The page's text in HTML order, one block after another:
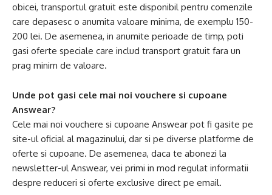
obicei, transportul gratuit este disponibil pentru comenzile
care depasesc o anumita valoare minima, de exemplu 150-
200 lei. De asemenea, in anumite perioade de timp, poti
gasi oferte speciale care includ transport gratuit fara un
prag minim de valoare.
Unde pot gasi cele mai noi vouchere si cupoane
Answear?
Cele mai noi vouchere si cupoane Answear pot fi gasite pe
site-ul oficial al magazinului, dar si pe diverse platforme de
oferte si cupoane. De asemenea, daca te abonezi la
newsletter-ul Answear, vei primi in mod regulat informatii
despre reduceri si oferte exclusive direct pe email.